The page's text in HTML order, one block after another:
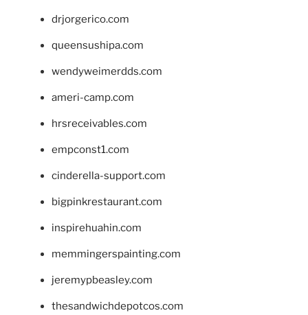
drjorgerico.com
queensushipa.com
wendyweimerdds.com
ameri-camp.com
hrsreceivables.com
empconst1.com
cinderella-support.com
bigpinkrestaurant.com
inspirehuahin.com
memmingerspainting.com
jeremypbeasley.com
thesandwichdepotcos.com